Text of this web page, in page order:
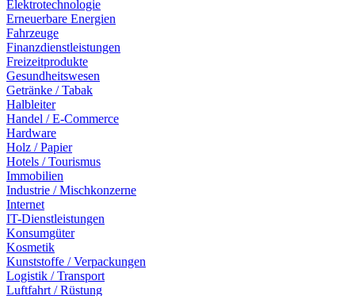
Elektrotechnologie
Erneuerbare Energien
Fahrzeuge
Finanzdienstleistungen
Freizeitprodukte
Gesundheitswesen
Getränke / Tabak
Halbleiter
Handel / E-Commerce
Hardware
Holz / Papier
Hotels / Tourismus
Immobilien
Industrie / Mischkonzerne
Internet
IT-Dienstleistungen
Konsumgüter
Kosmetik
Kunststoffe / Verpackungen
Logistik / Transport
Luftfahrt / Rüstung